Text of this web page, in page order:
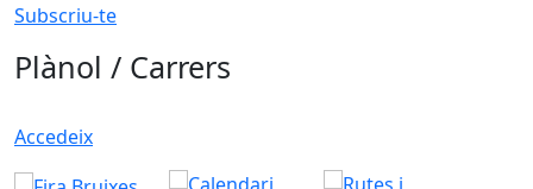
Subscriu-te
Plànol / Carrers
Accedeix